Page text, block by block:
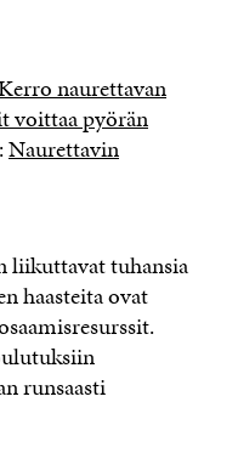
naurettavan
voittaa pyörän
Naurettavin
liikuttavat tuhansia
haasteita ovat
runsaasti